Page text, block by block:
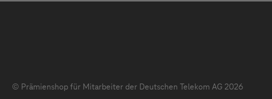
© Prämienshop für Mitarbeiter der Deutschen Telekom AG 2026